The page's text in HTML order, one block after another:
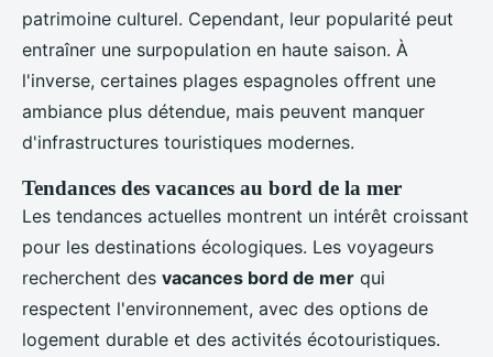
patrimoine culturel. Cependant, leur popularité peut
entraîner une surpopulation en haute saison. À
l'inverse, certaines plages espagnoles offrent une
ambiance plus détendue, mais peuvent manquer
d'infrastructures touristiques modernes.
Tendances des vacances au bord de la mer
Les tendances actuelles montrent un intérêt croissant
pour les destinations écologiques. Les voyageurs
recherchent des vacances bord de mer qui
respectent l'environnement, avec des options de
logement durable et des activités écotouristiques.